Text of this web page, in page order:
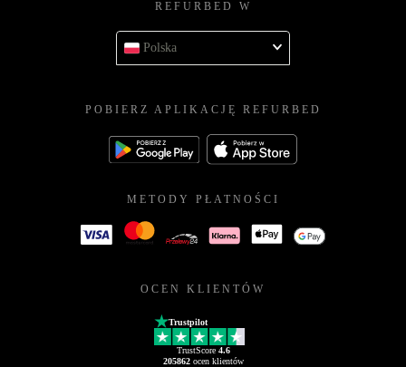
REFURBED W
Polska
POBIERZ APLIKACJĘ REFURBED
METODY PŁATNOŚCI
OCEN KLIENTÓW
Trustpilot
TrustScore 4.6
205862ocen klientów